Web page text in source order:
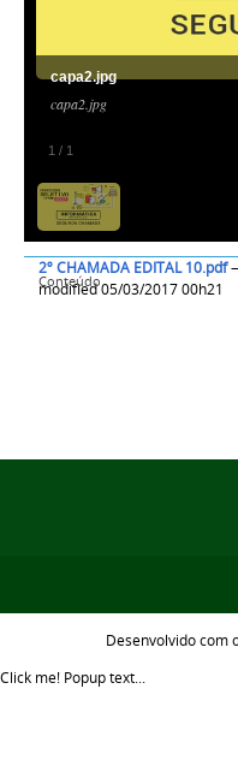
1 / 1
capa2.jpg
capa2.jpg
Conteúdo
2º CHAMADA EDITAL 10.pdf
modified 05/03/2017 00h21
Desenvolvido com
Click me! Popup text...